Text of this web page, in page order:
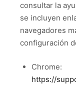
consultar la
se incluyen
navegadores
configuración
Chrome:
https://